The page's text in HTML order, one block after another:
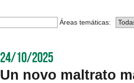
Áreas temáticas:
24/10/2025
Un novo maltrato